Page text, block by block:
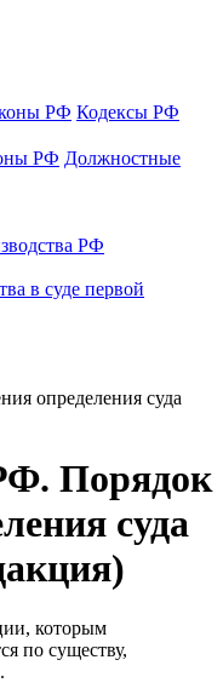
РФ Кодексы РФ
РФ Должностные
РФ
в суде первой
определения суда
Порядок
суда
которым
по существу,